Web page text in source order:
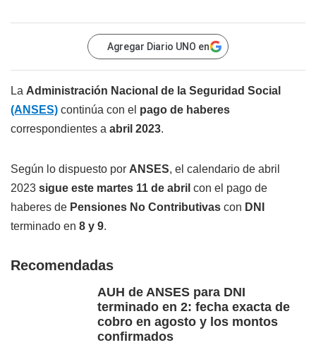
Agregar Diario UNO en
La Administración Nacional de la Seguridad Social
(ANSES) continúa con el pago de haberes
correspondientes a abril 2023.
Según lo dispuesto por ANSES, el calendario de abril
2023 sigue este martes 11 de abril con el pago de
haberes de Pensiones No Contributivas con DNI
terminado en 8 y 9.
Recomendadas
AUH de ANSES para DNI
terminado en 2: fecha exacta de
cobro en agosto y los montos
confirmados